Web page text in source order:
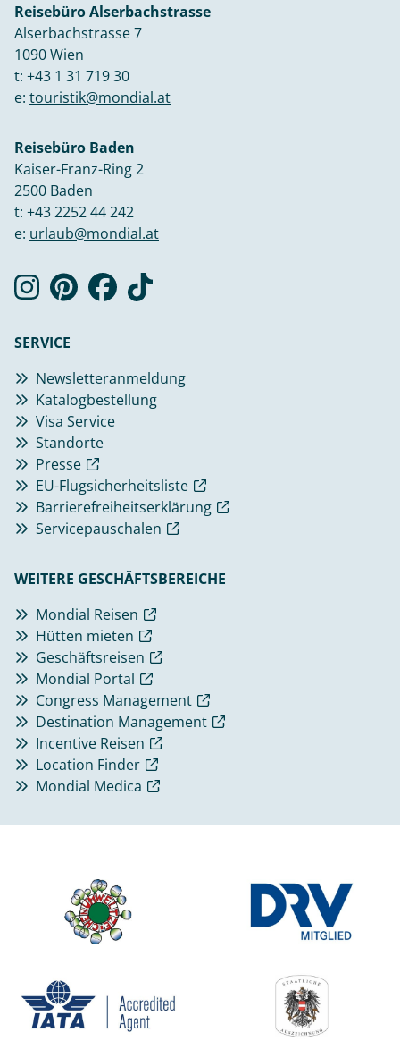
Reisebüro Alserbachstrasse
Alserbachstrasse 7
1090 Wien
t: +43 1 31 719 30
e: touristik@mondial.at
Reisebüro Baden
Kaiser-Franz-Ring 2
2500 Baden
t: +43 2252 44 242
e: urlaub@mondial.at
SERVICE
Newsletteranmeldung
Katalogbestellung
Visa Service
Standorte
Presse
EU-Flugsicherheitsliste
Barrierefreiheitserklärung
Servicepauschalen
WEITERE GESCHÄFTSBEREICHE
Mondial Reisen
Hütten mieten
Geschäftsreisen
Mondial Portal
Congress Management
Destination Management
Incentive Reisen
Location Finder
Mondial Medica